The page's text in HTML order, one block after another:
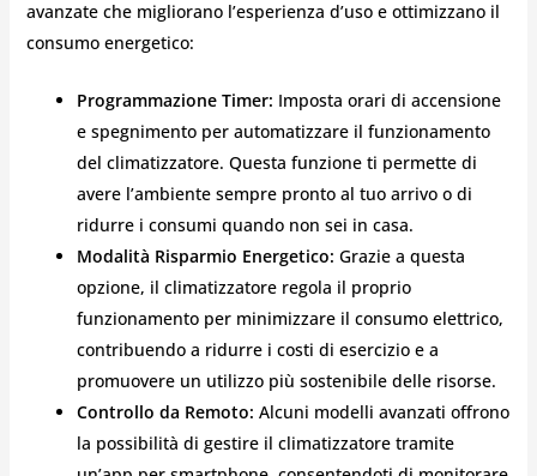
avanzate che migliorano l’esperienza d’uso e ottimizzano il
consumo energetico:
Programmazione Timer: Imposta orari di accensione
e spegnimento per automatizzare il funzionamento
del climatizzatore. Questa funzione ti permette di
avere l’ambiente sempre pronto al tuo arrivo o di
ridurre i consumi quando non sei in casa.
Modalità Risparmio Energetico: Grazie a questa
opzione, il climatizzatore regola il proprio
funzionamento per minimizzare il consumo elettrico,
contribuendo a ridurre i costi di esercizio e a
promuovere un utilizzo più sostenibile delle risorse.
Controllo da Remoto: Alcuni modelli avanzati offrono
la possibilità di gestire il climatizzatore tramite